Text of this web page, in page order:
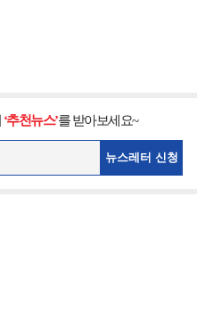
‘추천뉴스’를 받아보세요~
뉴스레터 신청